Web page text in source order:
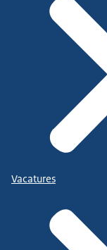
Vacatures